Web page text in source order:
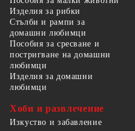
Изделия за рибки
Стълби и рампи за
домашни любимци
Пособия за сресване и
постригване на домашни
любимци
Изделия за домашни
любимци
Хоби и развлечение
Изкуство и забавление